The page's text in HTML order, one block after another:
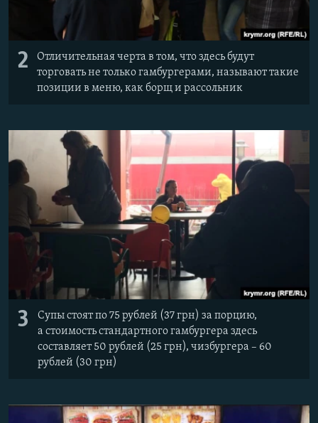
2
Отличительная черта в том, что здесь будут
торговать не только гамбургерами, называют такие
позиции в меню, как борщ и рассольник
3
Супы стоят по 75 рублей (37 грн) за порцию,
а стоимость стандартного гамбургера здесь
составляет 50 рублей (25 грн), чизбургера – 60
рублей (30 грн)